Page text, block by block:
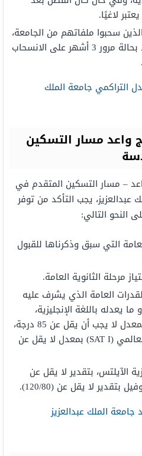
لاغيًا.
سحبوا ملفاتهم من الجامعة،
أو من أي جامعة أخرى إلا بحالة مرور 3 أشهر على الانسحاب
التراكمي جامعة الملك
واعد مسار التسكين
– مسار التسكين المتقدم في
يجب التأكد من توفر
النحو التالي:
التي سبق وذكرناها للقبول
مرحلة الثانوية العامة.
العامة الذي يشرف عليه
يعدله باللغة الإنجليزية،
(GAT) من المركز نفسه بمعدل لا يجب أن يقل عن 85 درجة،
أو اجتياز اختبار القدرات العالمي (SAT I) بمعدل لا يقل عن
الآيلتس، بتقدير لا يقل عن
جامعة الملك عبدالعزيز